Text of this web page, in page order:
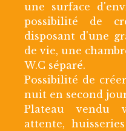
une surface
possibilité de
disposant d'une
de vie, une
W.C séparé.
Possibilité de
nuit en second
Plateau vendu
attente,